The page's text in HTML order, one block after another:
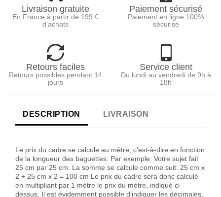
Livraison gratuite
En France à partir de 199 €
d'achats
Paiement sécurisé
Paiement en ligne 100%
sécurisé
Retours faciles
Retours possibles pendant 14
jours
Service client
Du lundi au vendredi de 9h à
18h
DESCRIPTION LIVRAISON
Le prix du cadre se calcule au mètre, c’est-à-dire en fonction
de la longueur des baguettes. Par exemple: Votre sujet fait
25 cm par 25 cm. La somme se calcule comme suit: 25 cm x
2 + 25 cm x 2 = 100 cm Le prix du cadre sera donc calculé
en multipliant par 1 mètre le prix du mètre, indiqué ci-
dessus. Il est évidemment possible d’indiquer les décimales,